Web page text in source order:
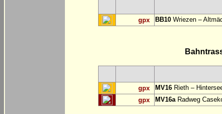
gpx BB10 Wriezen –
gpx MV16 Rieth –
gpx
MV16aRadweg